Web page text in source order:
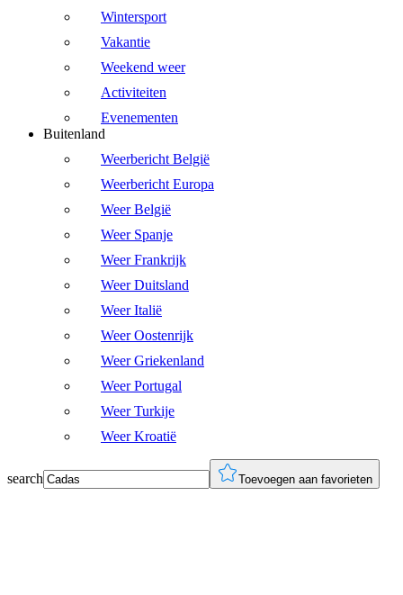
Wintersport
Vakantie
Weekend weer
Activiteiten
Evenementen
Buitenland
Weerbericht België
Weerbericht Europa
Weer België
Weer Spanje
Weer Frankrijk
Weer Duitsland
Weer Italië
Weer Oostenrijk
Weer Griekenland
Weer Portugal
Weer Turkije
Weer Kroatië
search Toevoegen aan favorieten